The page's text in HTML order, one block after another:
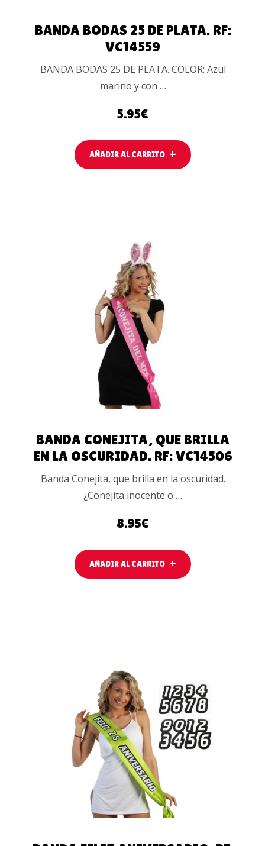
BANDA BODAS 25 DE PLATA. RF:
VC14559
BANDA BODAS 25 DE PLATA. COLOR: Azul
marino y con …
5.95€
AÑADIR AL CARRITO
AÑADIR AL
CARRITO
BANDA CONEJITA, QUE BRILLA
EN LA OSCURIDAD. RF: VC14506
Banda Conejita, que brilla en la oscuridad.
¿Conejita inocente o …
8.95€
AÑADIR AL CARRITO
AÑADIR AL
CARRITO